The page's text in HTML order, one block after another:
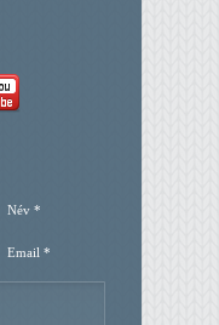
Név *
Email *